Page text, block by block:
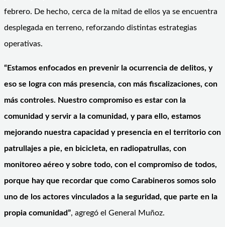
febrero. De hecho, cerca de la mitad de ellos ya se encuentra
desplegada en terreno, reforzando distintas estrategias
operativas.
“Estamos enfocados en prevenir la ocurrencia de delitos, y
eso se logra con más presencia, con más fiscalizaciones, con
más controles. Nuestro compromiso es estar con la
comunidad y servir a la comunidad, y para ello, estamos
mejorando nuestra capacidad y presencia en el territorio con
patrullajes a pie, en bicicleta, en radiopatrullas, con
monitoreo aéreo y sobre todo, con el compromiso de todos,
porque hay que recordar que como Carabineros somos solo
uno de los actores vinculados a la seguridad, que parte en la
propia comunidad”, agregó el General Muñoz.